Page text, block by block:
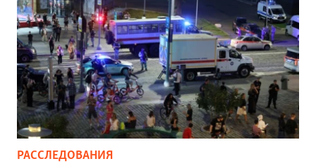
РАССЛЕДОВАНИЯ